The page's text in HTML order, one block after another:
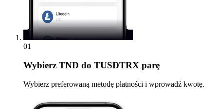
01
Wybierz TND do TUSDTRX parę
Wybierz preferowaną metodę płatności i wprowadź kwotę.